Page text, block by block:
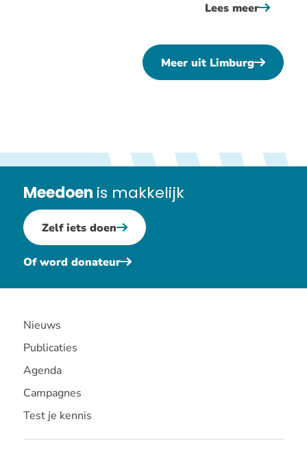
Lees meerover
otten
een
26
Meer uit Limburg
Meedoen is makkelijk
Zelf iets doen
Of word donateur
Nieuws
Publicaties
Agenda
Campagnes
Test je kennis